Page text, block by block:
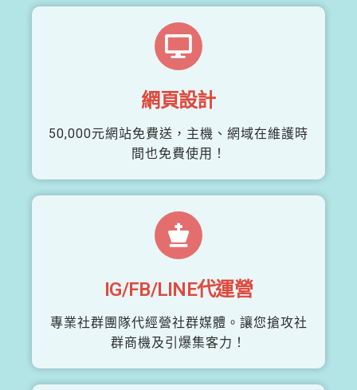
網頁設計
50,000元網站免費送，主機、網域在維護時
間也免費使用！
IG/FB/LINE代運營
專業社群團隊代經營社群媒體。讓您搶攻社
群商機及引爆集客力！